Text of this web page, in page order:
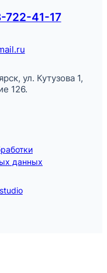
722-41-17
ул. Кутузова 1,
126.
данных